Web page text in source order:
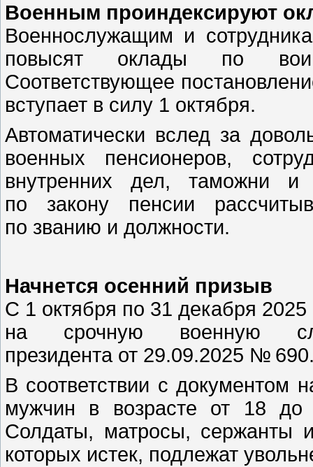
Военным проиндексируют
Военнослужащим и
повысят оклады по
Соответствующее
вступает в силу 1 октября.
Автоматически вслед за
военных пенсионеров,
внутренних дел, таможни и
по закону пенсии
по званию и должности.
Начнется осенний призыв
С 1 октября по 31 декабря
на срочную военную
президента от 29.09.2025 №
В соответствии с документом
мужчин в возрасте от 18
Солдаты, матросы, сержанты
которых истек, подлежат